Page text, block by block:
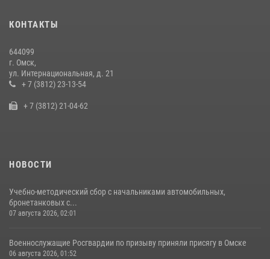
пилотирования БПЛА в Омске
Росгвардия подвела итоги добровольной сдачи оружия в Омской
области
КОНТАКТЫ
644099
г. Омск,
ул. Интернациональная, д. 21
+ 7 (3812) 23-13-54
+ 7 (3812) 21-04-62
НОВОСТИ
Учебно-методический сбор с начальниками автомобильных,
бронетанковых с...
07 августа 2026, 02:01
Военнослужащие Росгвардии по призыву приняли присягу в Омске
06 августа 2026, 01:52